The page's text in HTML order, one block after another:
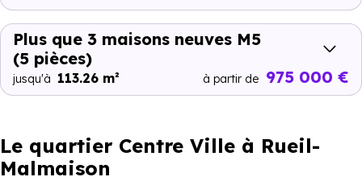
Plus que 3 maisons neuves M5
(5 pièces)
jusqu'à 113.26 m² à partir de 975 000 €
Le quartier Centre Ville à Rueil-
Malmaison